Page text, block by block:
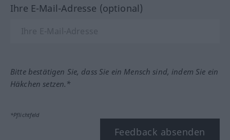
Ihre E-Mail-Adresse (optional)
Bitte bestätigen Sie, dass Sie ein Mensch sind, indem Sie ein
Häkchen setzen.*
*Pflichtfeld
Feedback absenden